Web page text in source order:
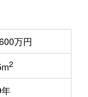
万円
2